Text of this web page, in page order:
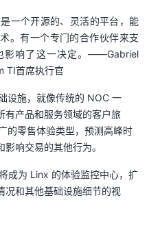
一个开源的、灵活的平台，能
。有一个专门的合作伙伴来支
响了这一决定。 ——Gabriel
TI首席执行官
设施，就像传统的 NOC 一
产品和服务领域的客户旅
的零售体验类型，预测高峰时
响交易的其他行为。
成为 Linx 的体验监控中心，扩
况和其他基础设施细节的视